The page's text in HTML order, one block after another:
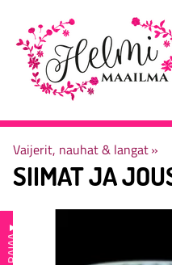
Vaijerit, nauhat & langat‪»
SIIMAT JA
RAJAA
▼